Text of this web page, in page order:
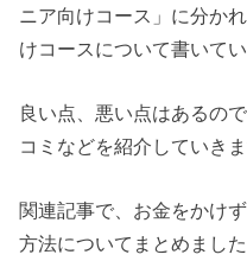
ニア向けコース」に分か
けコースについて書いてい
良い点、悪い点はあるの
コミなどを紹介していきま
関連記事で、お金をかけ
方法についてまとめました